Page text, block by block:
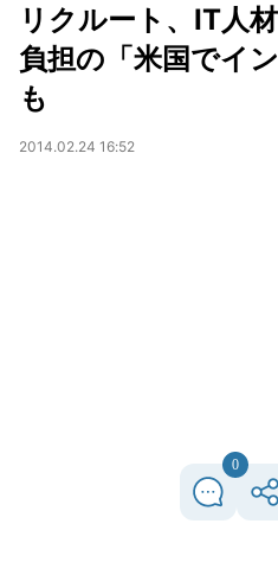
リクルート、IT人
負担の「米国でイ
も
2014.02.24 16:52
0